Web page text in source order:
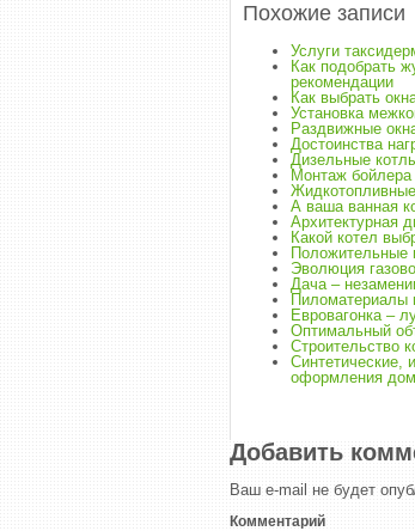
Похожие записи
Услуги
Как подобрать
рекомендации
Как выбрать
Установка
Раздвижные
Достоинства
Дизельные
Монтаж
А ваша ванная
Архитектурная
Какой котел
Положительные
Эволюция
Дача –
Пиломатериалы
Евровагонка –
Оптимальный
Строительство
Синтетические,
оформления
Добавить
Ваш e-mail не будет
Комментарий